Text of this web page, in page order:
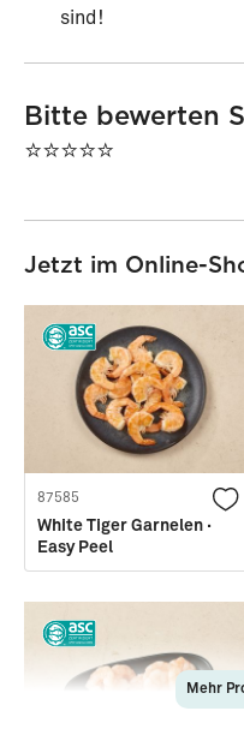
sind!
Bitte bewerten
⭐⭐⭐⭐⭐
Jetzt im Online-
87585
White Tiger Garnelen ·
Easy Peel
Mehr